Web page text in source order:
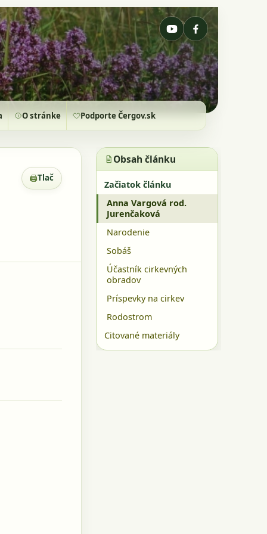
O stránke Podporte Čergov.sk
🖨Tlač
Zobrazenie pre tlač
Obsah článku
Začiatok článku
Anna Vargová rod.
Jurenčaková
Narodenie
Sobáš
Účastník cirkevných
obradov
Príspevky na cirkev
Rodostrom
Citované materiály